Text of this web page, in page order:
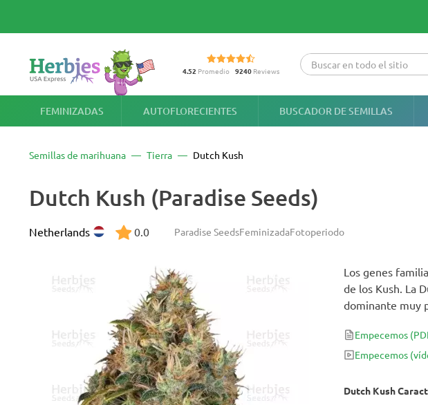
4.52 Promedio 9240 Reviews
FEMINIZADAS AUTOFLORECIENTES BUSCADOR DE SEMILLAS
Semillas de marihuana Tierra Dutch Kush
Dutch Kush (Paradise Seeds)
Paradise SeedsFeminizadaFotoperiodo
Netherlands 0.0
Dutch Kush
Los genes
de los Kush. La
dominante muy
zumbidos, que
genes
bien en
Empecemos
Empecemos